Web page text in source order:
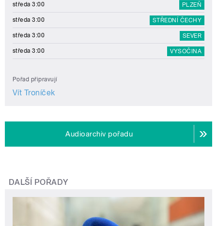
středa 3:00 PLZEŇ
středa 3:00 STŘEDNÍ ČECHY
středa 3:00 SEVER
středa 3:00 VYSOČINA
Pořad připravují
Vít Troníček
Audioarchiv pořadu
DALŠÍ POŘADY